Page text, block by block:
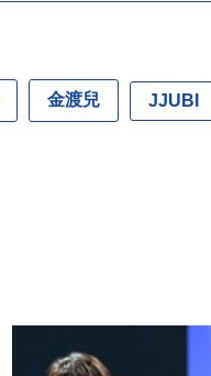
金渡兒 JJUBI